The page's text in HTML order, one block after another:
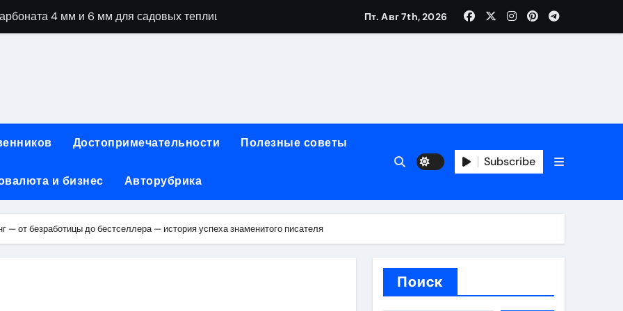
4 мм и 6 мм для садовых теплиц
алгоритмы работы, интерфейсы и совместимость двухкамерного ЭКС Apollo DR
чемоданов разных производителей: характеристики и маневренность
за 5 минут без верификации и банков с пополнением в стейблкоинах
и офисы продаж: контакты, адреса и режим работы
Пт. Авг 7th, 2026
Достопримечательности Полезные советы
и бизнес Авторубрика
Subscribe
— от безработицы до бестселлера — история успеха знаменитого писателя
Поиск